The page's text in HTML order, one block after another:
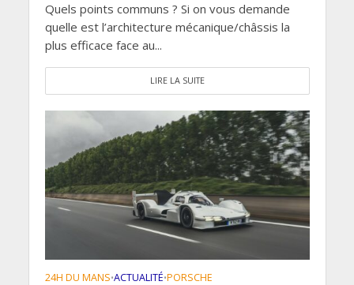
Quels points communs ? Si on vous demande
quelle est l’architecture mécanique/châssis la
plus efficace face au...
LIRE LA SUITE
24H DU MANS•ACTUALITÉ•PORSCHE